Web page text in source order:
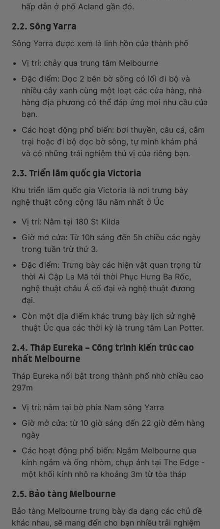
hấp dẫn ở phố Acland gần đó.
2.2. Sông Yarra
Sông Yarra được xem là linh hồn của thành phố
Vị trí: chảy qua trung tâm Melbourne
Đặc điểm: Dọc 2 bên bờ sông có lối đi bộ và
nhiều cây xanh cùng một loạt các cửa hàng, nhà
hàng địa phương có thể đáp ứng mọi nhu cầu của
bạn.
Các hoạt động phổ biến: bơi thuyền, câu cá, cắm
trại hoặc đi bộ dọc bờ sông, tự mình khám phá
và có những trải nghiệm thú vị của riêng bạn.
2.3. Triển lãm quốc gia Victoria
Khu triển lãm quốc gia Victoria là nơi trưng bày
nghệ thuật công cộng lâu năm nhất ở Úc
Vị trí: Nằm tại 180 St Kilda
Giờ mở cửa: Từ 10h sáng đến 5h chiều các ngày
trong tuần trừ thứ 3.
Đặc điểm: Trưng bày các hiện vật quan trọng từ
thời Ai Cập La Mã tới thời Phục Hưng Ba Rốc,
nghệ thuật châu Á cổ đại và nghệ thuật đương
đại.
Còn một địa điểm khác trưng bày lịch sử nghệ
thuật Úc qua các thời kỳ là trung tâm Lan Potter.
2.4. Tháp Eureka - Công trình kiến trúc cao
nhất Melbourne
Tháp Eureka nổi bật trong thành phố nhờ chiều cao
297m
Vị trí: nằm tại bờ phía Nam sông Yarra
Giờ mở cửa: từ 10 giờ sáng đến 22 giờ đêm hàng
ngày
Các hoạt động phổ biến: Ngắm Melbourne qua
kính ngắm và ống nhòm, chụp ảnh tại The Edge -
một khối kính nhô ra khoảng 3m từ tòa tháp
2.5. Bảo tàng Melbourne
Bảo tàng Melbourne trưng bày đa dạng các chủ đề
khác nhau, sẽ mang đến cho bạn nhiều trải nghiệm